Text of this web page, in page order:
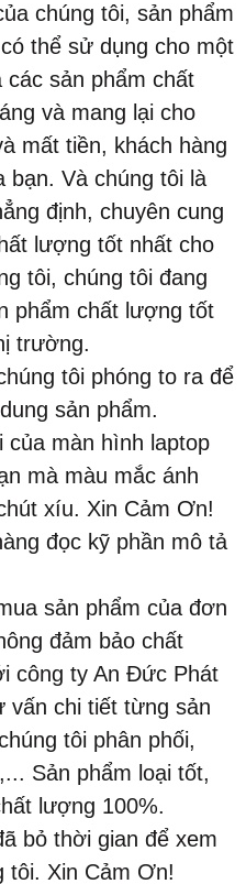
chúng tôi, sản phẩm
thể sử dụng cho một
sản phẩm chất
và mang lại cho
mất tiền, khách hàng
bạn. Và chúng tôi là
định, chuyên cung
lượng tốt nhất cho
tôi, chúng tôi đang
phẩm chất lượng tốt
trường.
tôi phóng to ra để
sản phẩm.
của màn hình laptop
mà màu mắc ánh
xíu. Xin Cảm Ơn!
đọc kỹ phần mô tả
sản phẩm của đơn
đảm bảo chất
công ty An Đức Phát
vấn chi tiết từng sản
tôi phân phối,
Sản phẩm loại tốt,
lượng 100%.
bỏ thời gian để xem
tôi. Xin Cảm Ơn!